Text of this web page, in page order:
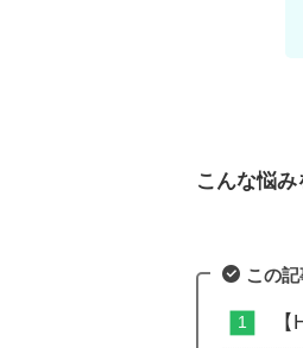
こんな悩み
この